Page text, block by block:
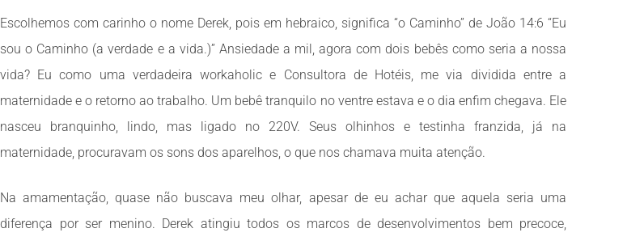
Escolhemos com carinho o nome Derek, pois em hebraico, significa “o Caminho” de João 14:6 “Eu
sou o Caminho (a verdade e a vida.)” Ansiedade a mil, agora com dois bebês como seria a nossa
vida? Eu como uma verdadeira workaholic e Consultora de Hotéis, me via dividida entre a
maternidade e o retorno ao trabalho. Um bebê tranquilo no ventre estava e o dia enfim chegava. Ele
nasceu branquinho, lindo, mas ligado no 220V. Seus olhinhos e testinha franzida, já na
maternidade, procuravam os sons dos aparelhos, o que nos chamava muita atenção.
Na amamentação, quase não buscava meu olhar, apesar de eu achar que aquela seria uma
diferença por ser menino. Derek atingiu todos os marcos de desenvolvimentos bem precoce,